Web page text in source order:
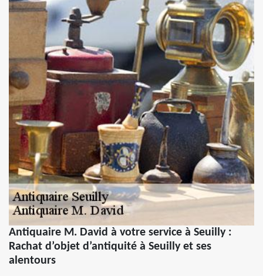
Antiquaire M. David à votre service à Seuilly :
Rachat d’objet d’antiquité à Seuilly et ses
alentours